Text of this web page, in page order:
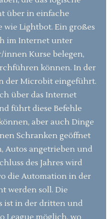
über in einfache
Lightbot. Ein großes
im Internet unter
innen Kurse belegen,
können. In der
der Microbit eingeführt.
über das Internet
führt diese Befehle
aber auch Dinge
Schranken geöffnet
Autos angetrieben und
des Jahres wird
die Automation in der
werden soll. Die
ist in der dritten und